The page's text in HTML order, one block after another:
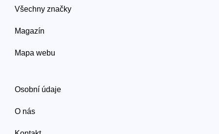
Všechny značky
Magazín
Mapa webu
Osobní údaje
O nás